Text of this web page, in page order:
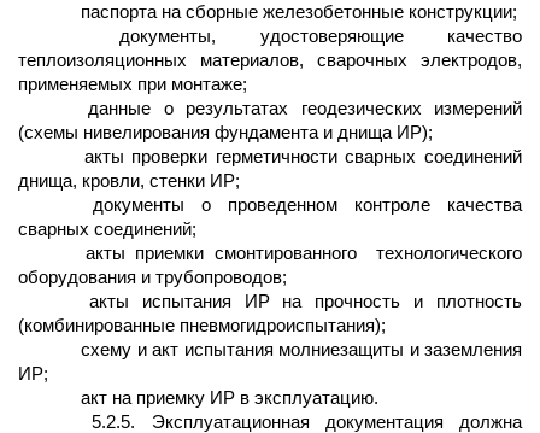
паспорта на сборные железобетонные конструкции;
документы, удостоверяющие качество
теплоизоляционных материалов, сварочных электродов,
применяемых при монтаже;
данные о результатах геодезических измерений
(схемы нивелирования фундамента и днища ИР);
акты проверки герметичности сварных соединений
днища, кровли, стенки ИР;
документы о проведенном контроле качества
сварных соединений;
акты приемки смонтированного
технологического
оборудования и трубопроводов;
акты испытания ИР на прочность и плотность
(комбинированные пневмогидроиспытания);
схему и акт испытания молниезащиты и заземления
ИР;
акт на приемку ИР в эксплуатацию.
5.2.5. Эксплуатационная документация должна